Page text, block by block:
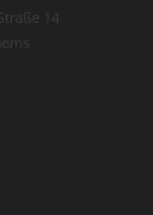
14